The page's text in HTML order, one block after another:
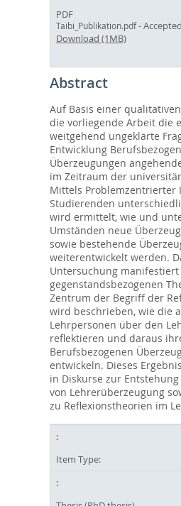
PDF
Taibi_Publikation.pdf-
Download (1MB)
Abstract
Auf Basis einer
die vorliegende Arbeit die
weitgehend ungeklärte
Entwicklung
Überzeugungen
im Zeitraum der
Mittels Problemzentrierter
Studierenden
wird ermittelt, wie und
Umständen neue
sowie bestehende
weiterentwickelt werden.
Untersuchung
gegenstandsbezogenen
Zentrum der Begriff der
wird beschrieben, wie die
Lehrpersonen über den
reflektieren und daraus
Berufsbezogenen
entwickeln. Dieses
in Diskurse zur
von Lehrerüberzeugung
zu Reflexionstheorien im
Item Type: